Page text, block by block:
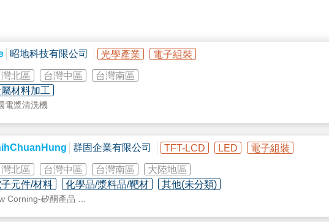
昭地科技有限公司 光學產業 電子組裝
北區 台灣中區
台灣南區
材料加工
電漿清洗機
群固企業有限公司 TFT-LCD LED 電子組裝
北區 台灣中區 台灣南區
大陸地區
元件/材料
化學品/漿料品/靶材 其他(未分類)
Corning-矽酮產品